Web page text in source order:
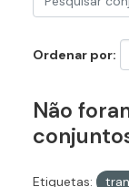
Ordenar por
Não
Etiquetas: